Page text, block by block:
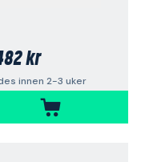
kr
innen 2-3 uker